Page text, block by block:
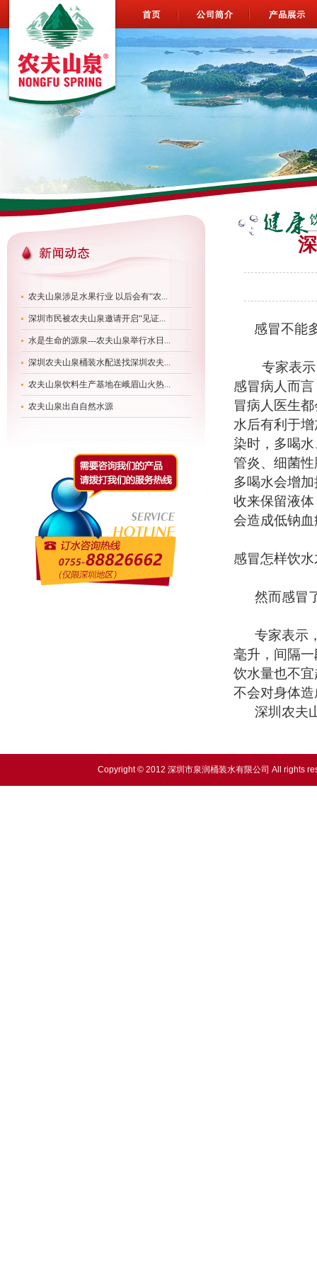
农夫山泉涉足水果行业 以后会有“农...
深圳市民被农夫山泉邀请开启“见证...
水是生命的源泉---农夫山泉举行水日...
深圳农夫山泉桶装水配送找深圳农夫...
农夫山泉饮料生产基地在峨眉山火热...
农夫山泉出自自然水源
感冒不能
专家表示，
感冒病人而
冒病人医生
水后有利于
染时，多喝
管炎、细菌
多喝水会增
收来保留液
会造成低钠
感冒怎样饮
然而感冒了
专家表示，
毫升，间隔
饮水量也不
不会对身体
深圳农夫山
Copyright © 2012 深圳市泉润桶装水有限公司 All rights